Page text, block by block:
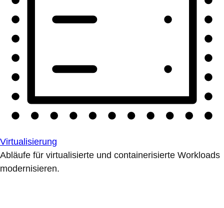
Virtualisierung
Abläufe für virtualisierte und containerisierte Workloads
modernisieren.